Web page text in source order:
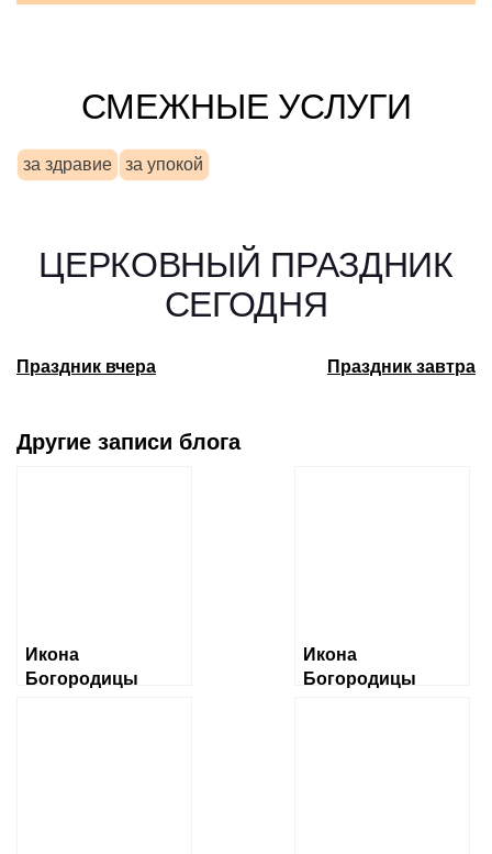
СМЕЖНЫЕ УСЛУГИ
за здравие за упокой
ЦЕРКОВНЫЙ ПРАЗДНИК
СЕГОДНЯ
Праздник вчера Праздник завтра
Другие записи блога
Икона
Богородицы
Икона
Богородицы